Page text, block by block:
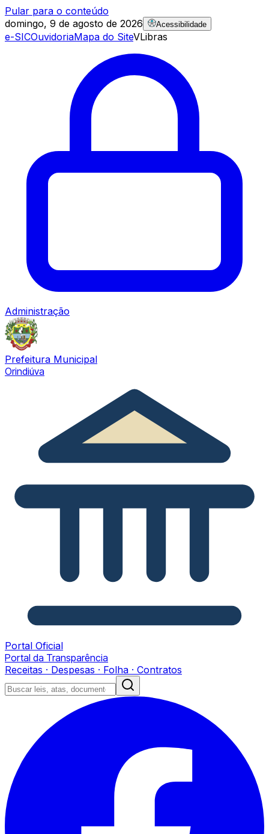
Pular para o conteúdo
domingo, 9 de agosto de 2026
Acessibilidade
e-SICOuvidoriaMapa do SiteVLibras
Administração
Prefeitura Municipal
Orindiúva
Portal Oficial
Portal da Transparência
Receitas · Despesas · Folha · Contratos